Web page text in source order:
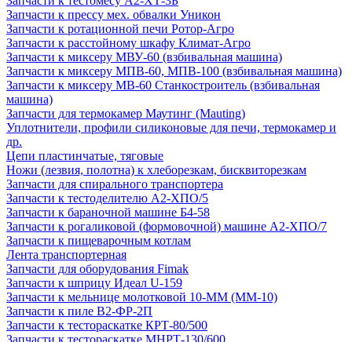
Запчасти к прессу мех. обвалки Уникон
Запчасти к ротационной печи Ротор-Агро
Запчасти к расстойному шкафу Климат-Агро
Запчасти к миксеру МВУ-60 (взбивальная машина)
Запчасти к миксеру МПВ-60, МПВ-100 (взбивальная машина)
Запчасти к миксеру МВ-60 Станкостроитель (взбивальная
машина)
Запчасти для термокамер Маутинг (Mauting)
Уплотнители, профили силиконовые для печи, термокамер и
др.
Цепи пластинчатые, тяговые
Ножи (лезвия, полотна) к хлеборезкам, бисквиторезкам
Запчасти для спирального транспортера
Запчасти к тестоделителю А2-ХПО/5
Запчасти к бараночной машине Б4-58
Запчасти к рогаликовой (формовочной) машине А2-ХПО/7
Запчасти к пищеварочным котлам
Лента транспортерная
Запчасти для оборудования Fimak
Запчасти к шприцу Идеал U-159
Запчасти к мельнице молотковой 10-ММ (ММ-10)
Запчасти к пиле В2-ФР-2П
Запчасти к тестораскатке КРТ-80/500
Запчасти к тестораскатке МНРТ-130/600